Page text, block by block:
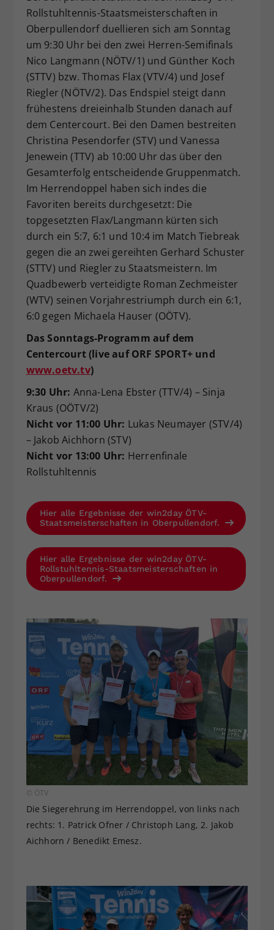
Rollstuhltennis-Staatsmeisterschaften in
Oberpullendorf duellieren sich am Sonntag
um 9:30 Uhr bei den zwei Herren-Semifinals
Nico Langmann (NÖTV/1) und Günther Koch
(STTV) bzw. Thomas Flax (VTV/4) und Josef
Riegler (NÖTV/2). Das Endspiel steigt dann
frühestens dreieinhalb Stunden danach auf
dem Centercourt. Bei den Damen bestreiten
Christina Pesendorfer (STV) und Vanessa
Jenewein (TTV) ab 10:00 Uhr das über den
Gesamterfolg entscheidende Gruppenmatch.
Im Herrendoppel haben sich indes die
Favoriten bereits durchgesetzt: Die
topgesetzten Flax/Langmann kürten sich
durch ein 5:7, 6:1 und 10:4 im Match Tiebreak
gegen die an zwei gereihten Gerhard Schuster
(STTV) und Riegler zu Staatsmeistern. Im
Quadbewerb verteidigte Roman Zechmeister
(WTV) seinen Vorjahrestriumph durch ein 6:1,
6:0 gegen Michaela Hauser (OÖTV).
Das Sonntags-Programm auf dem
Centercourt (live auf ORF SPORT+ und
www.oetv.tv)
9:30 Uhr: Anna-Lena Ebster (TTV/4) – Sinja
Kraus (OÖTV/2)
Nicht vor 11:00 Uhr: Lukas Neumayer (STV/4)
– Jakob Aichhorn (STV)
Nicht vor 13:00 Uhr: Herrenfinale
Rollstuhltennis
Hier alle Ergebnisse der win2day ÖTV-
Staatsmeisterschaften in Oberpullendorf.
Hier alle Ergebnisse der win2day ÖTV-
Rollstuhltennis-Staatsmeisterschaften in
Oberpullendorf.
© ÖTV
Die Siegerehrung im Herrendoppel, von links nach
rechts: 1. Patrick Ofner / Christoph Lang, 2. Jakob
Aichhorn / Benedikt Emesz.